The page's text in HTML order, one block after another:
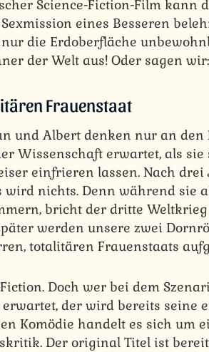
Science-Fiction-Film kann
eines Besseren
die Erdoberfläche
der Welt aus! Oder sagen
Frauenstaat
und Albert denken nur an den
Wissenschaft erwartet, als sie
einfrieren lassen. Nach drei
wird nichts. Denn während sie
bricht der dritte
werden unsere zwei
totalitären Frauenstaats
Doch wer bei dem
der wird bereits seine
Komödie handelt es sich um
Der original Titel ist